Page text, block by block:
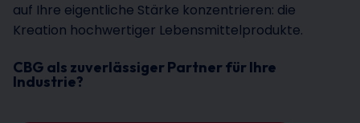
auf Ihre eigentliche Stärke konzentrieren: die
Kreation hochwertiger Lebensmittelprodukte.
CBG als zuverlässiger Partner für Ihre
Industrie?